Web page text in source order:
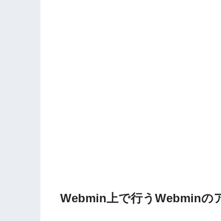
Webmin上で行うWebminの